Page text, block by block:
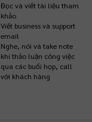
Đọc và viết tài liệu tham
khảo
Viết business và support
email
Nghe, nói và take note
khi thảo luận công việc
qua các buổi họp, call
với khách hàng